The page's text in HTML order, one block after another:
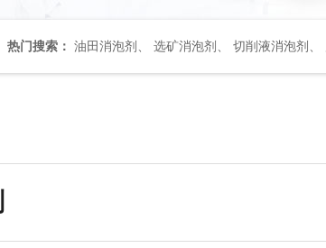
热门搜索： 油田消泡剂 选矿消泡剂 切削液消泡剂